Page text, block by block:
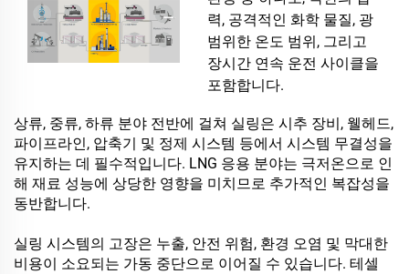
력, 공격적인 화학 물질, 광
범위한 온도 범위, 그리고
장시간 연속 운전 사이클을
포함합니다.
상류, 중류, 하류 분야 전반에 걸쳐 실링은 시추 장비, 웰헤드,
파이프라인, 압축기 및 정제 시스템 등에서 시스템 무결성을
유지하는 데 필수적입니다. LNG 응용 분야는 극저온으로 인
해 재료 성능에 상당한 영향을 미치므로 추가적인 복잡성을
동반합니다.
실링 시스템의 고장은 누출, 안전 위험, 환경 오염 및 막대한
비용이 소요되는 가동 중단으로 이어질 수 있습니다. 테셀